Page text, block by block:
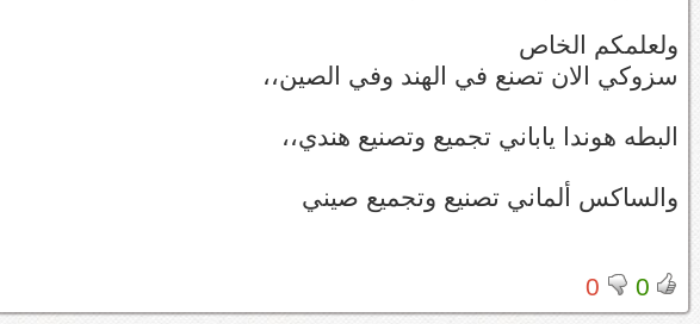
ولعلمكم الخاص
سزوكي الان تصنع في الهند وفي الصين،،
البطه هوندا ياباني تجميع وتصنيع هندي،،
والساكس ألماني تصنيع وتجميع صيني
0
0